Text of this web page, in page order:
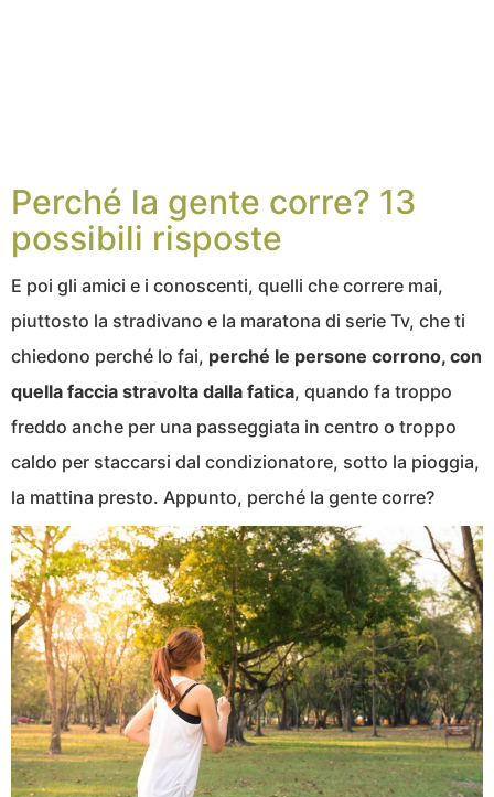
Perché la gente corre? 13
possibili risposte
E poi gli amici e i conoscenti, quelli che correre mai,
piuttosto la stradivano e la maratona di serie Tv, che ti
chiedono perché lo fai, perché le persone corrono, con
quella faccia stravolta dalla fatica, quando fa troppo
freddo anche per una passeggiata in centro o troppo
caldo per staccarsi dal condizionatore, sotto la pioggia,
la mattina presto. Appunto, perché la gente corre?